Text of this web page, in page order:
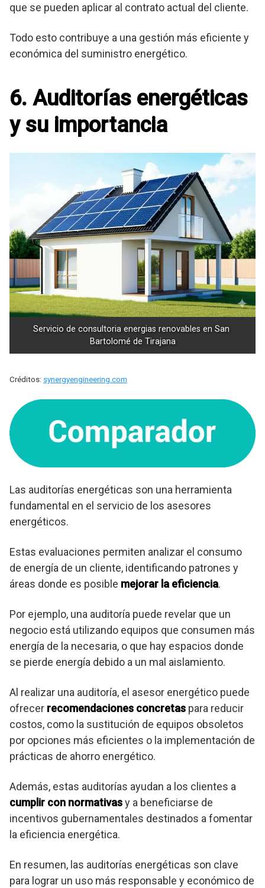
que se pueden aplicar al contrato actual del cliente.
Todo esto contribuye a una gestión más eficiente y
económica del suministro energético.
6. Auditorías energéticas
y su importancia
Servicio de consultoria energias renovables en San
Bartolomé de Tirajana
Créditos: synergyengineering.com
Las auditorías energéticas son una herramienta
fundamental en el servicio de los asesores
energéticos.
Estas evaluaciones permiten analizar el consumo
de energía de un cliente, identificando patrones y
áreas donde es posible mejorar la eficiencia.
Por ejemplo, una auditoría puede revelar que un
negocio está utilizando equipos que consumen más
energía de la necesaria, o que hay espacios donde
se pierde energía debido a un mal aislamiento.
Al realizar una auditoría, el asesor energético puede
ofrecer recomendaciones concretas para reducir
costos, como la sustitución de equipos obsoletos
por opciones más eficientes o la implementación de
prácticas de ahorro energético.
Además, estas auditorías ayudan a los clientes a
cumplir con normativasy a beneficiarse de
incentivos gubernamentales destinados a fomentar
la eficiencia energética.
En resumen, las auditorías energéticas son clave
para lograr un uso más responsable y económico de